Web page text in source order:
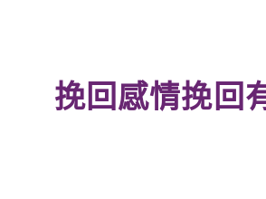
挽回感情挽回